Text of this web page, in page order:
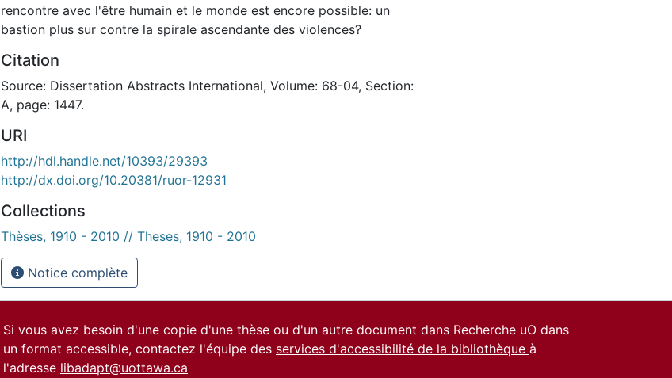
rencontre avec l'être humain et le monde est encore possible: un
bastion plus sur contre la spirale ascendante des violences?
Citation
Source: Dissertation Abstracts International, Volume: 68-04, Section:
A, page: 1447.
URI
http://hdl.handle.net/10393/29393
http://dx.doi.org/10.20381/ruor-12931
Collections
Thèses, 1910 - 2010 // Theses, 1910 - 2010
Notice complète
Si vous avez besoin d'une copie d'une thèse ou d'un autre document dans Recherche uO dans
un format accessible, contactez l'équipe des services d'accessibilité de la bibliothèque à
l'adresse libadapt@uottawa.ca